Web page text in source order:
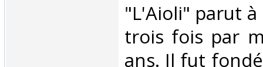
‎"L'Aioli" parut
trois fois par
ans. Il fut